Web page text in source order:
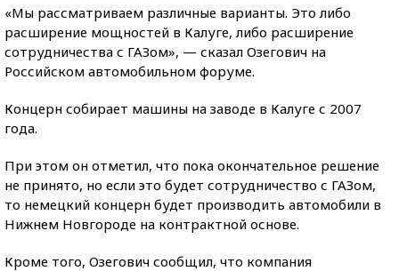
«Мы рассматриваем различные варианты. Это либо
расширение мощностей в Калуге, либо расширение
сотрудничества с ГАЗом», — сказал Озегович на
Российском автомобильном форуме.
Концерн собирает машины на заводе в Калуге с 2007
года.
При этом он отметил, что пока окончательное решение
не принято, но если это будет сотрудничество с ГАЗом,
то немецкий концерн будет производить автомобили в
Нижнем Новгороде на контрактной основе.
Кроме того, Озегович сообщил, что компания